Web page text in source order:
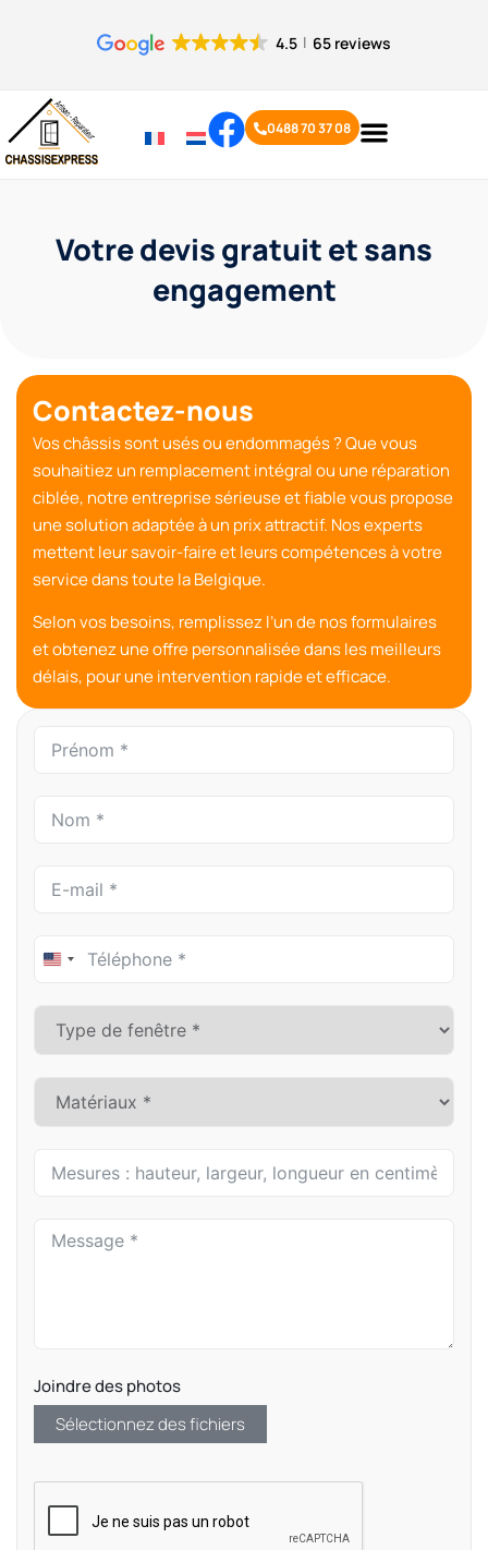
4.5 65 reviews
0488 70 37 08
Votre devis gratuit et sans
engagement
Contactez-nous
Vos châssis sont usés ou endommagés ? Que vous
souhaitiez un remplacement intégralou uneréparation
ciblée, notre entreprise sérieuse et fiable vous propose
une solution adaptée à un prix attractif. Nos experts
mettentleur savoir-faire et leurs compétencesà votre
service dans toute la Belgique.
Selon vos besoins, remplissez l’un de nos formulaires
et obtenez uneoffre personnaliséedans les meilleurs
délais, pour une intervention rapide et efficace.
United States +1
Joindre des photos
Sélectionnez des fichiers